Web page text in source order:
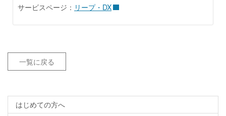
サービスページ： リープ・DX
一覧に戻る
はじめての方へ